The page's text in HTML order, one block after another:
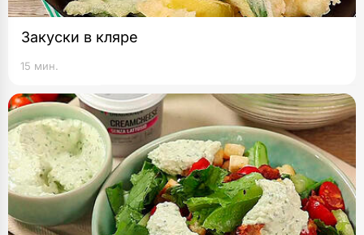
Закуски в кляре
15 мин.